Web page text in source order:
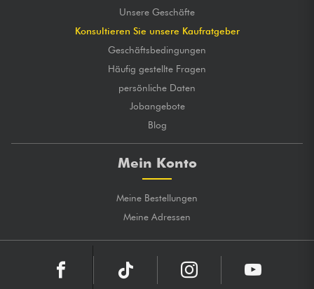
Unsere Geschäfte
Konsultieren Sie unsere Kaufratgeber
Geschäftsbedingungen
Häufig gestellte Fragen
persönliche Daten
Jobangebote
Blog
Mein Konto
Meine Bestellungen
Meine Adressen